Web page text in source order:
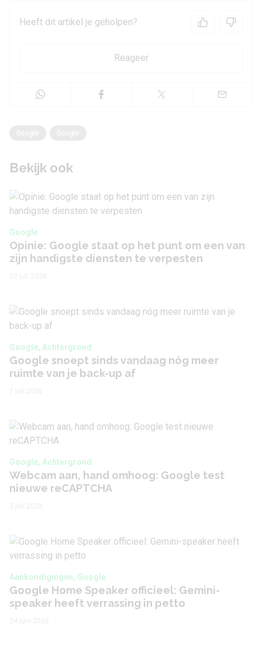
Heeft dit artikel je geholpen?
Reageer
Bekijk ook
Google
Opinie: Google staat op het punt om een van
zijn handigste diensten te verpesten
Google, Achtergrond
Google snoept sinds vandaag nóg meer
ruimte van je back-up af
Google, Achtergrond
Webcam aan, hand omhoog: Google test
nieuwe reCAPTCHA
Aankondigingen, Google
Google Home Speaker officieel: Gemini-
speaker heeft verrassing in petto